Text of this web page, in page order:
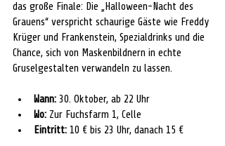
das große Finale: Die „Halloween-Nacht des
Grauens“ verspricht schaurige Gäste wie Freddy
Krüger und Frankenstein, Spezialdrinks und die
Chance, sich von Maskenbildnern in echte
Gruselgestalten verwandeln zu lassen.
Wann: 30. Oktober, ab 22 Uhr
Wo: Zur Fuchsfarm 1, Celle
Eintritt: 10 € bis 23 Uhr, danach 15 €